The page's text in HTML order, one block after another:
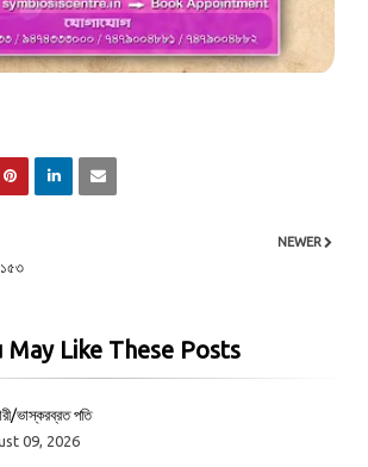
NEWER
১৫৩
May Like These Posts
ভাস্করব্রত পতি
09, 2026